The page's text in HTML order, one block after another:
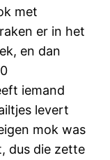
met
er in het
en dan
iemand
levert
mok was
dus die zette